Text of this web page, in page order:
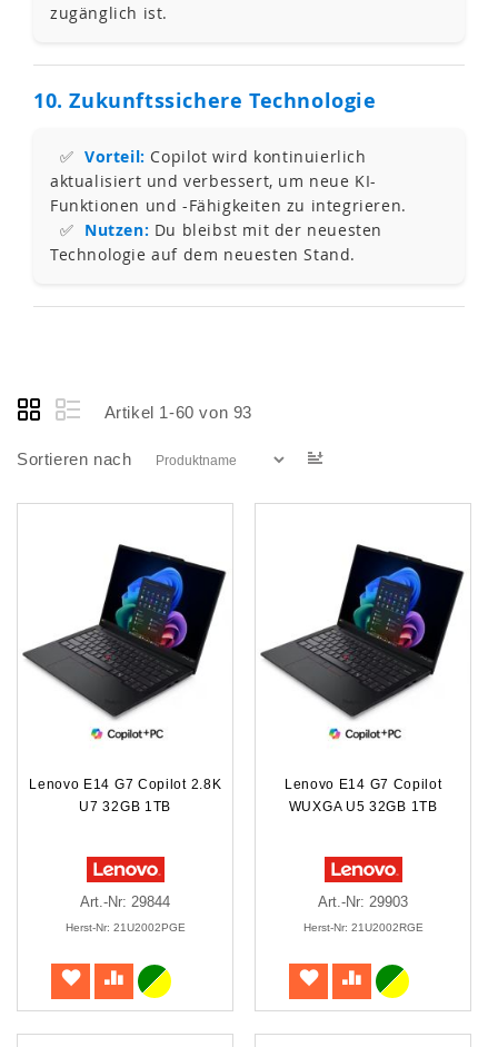
zugänglich ist.
10. Zukunftssichere Technologie
✅ Vorteil: Copilot wird kontinuierlich
aktualisiert und verbessert, um neue KI-
Funktionen und -Fähigkeiten zu integrieren.
✅ Nutzen: Du bleibst mit der neuesten
Technologie auf dem neuesten Stand.
Artikel 1-60 von 93
Sortieren nach
Reihenfolge
Lenovo E14 G7 Copilot 2.8K
U7 32GB 1TB
Art.-Nr: 29844
Herst-Nr: 21U2002PGE
Lenovo E14 G7 Copilot
WUXGA U5 32GB 1TB
Art.-Nr: 29903
Herst-Nr: 21U2002RGE